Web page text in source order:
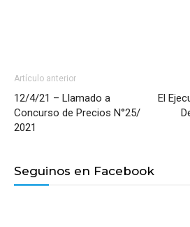
Artículo anterior
12/4/21 – Llamado a
Concurso de Precios N°25/
2021
El
Seguinos en Facebook